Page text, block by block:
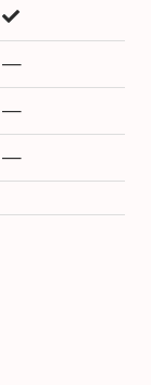
—
—
—